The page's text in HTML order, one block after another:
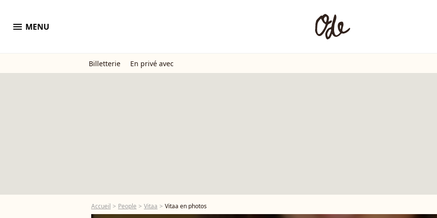
menu MENU
Billetterie En privé avec
Accueil People Vitaa Vitaa en photos